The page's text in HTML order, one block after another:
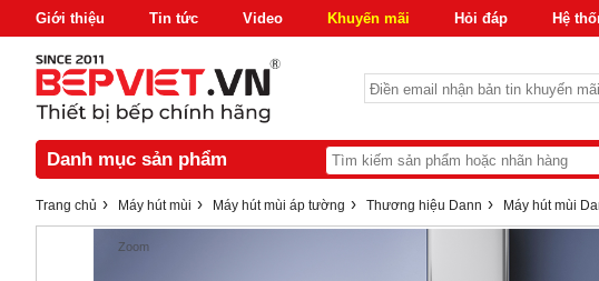
Giới thiệu Tin tức Video Khuyến mãi Hỏi đáp Hệ
Danh mục sản phẩm
Trang chủ › Máy hút mùi › Máy hút mùi áp tường › Thương hiệu Dann › Máy hút mùi
Zoom